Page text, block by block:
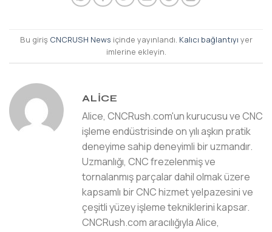
Bu giriş CNCRUSH News içinde yayınlandı. Kalıcı bağlantıyı yer
imlerine ekleyin.
ALICE
Alice, CNCRush.com'un kurucusu ve CNC
işleme endüstrisinde on yılı aşkın pratik
deneyime sahip deneyimli bir uzmandır.
Uzmanlığı, CNC frezelenmiş ve
tornalanmış parçalar dahil olmak üzere
kapsamlı bir CNC hizmet yelpazesini ve
çeşitli yüzey işleme tekniklerini kapsar.
CNCRush.com aracılığıyla Alice,